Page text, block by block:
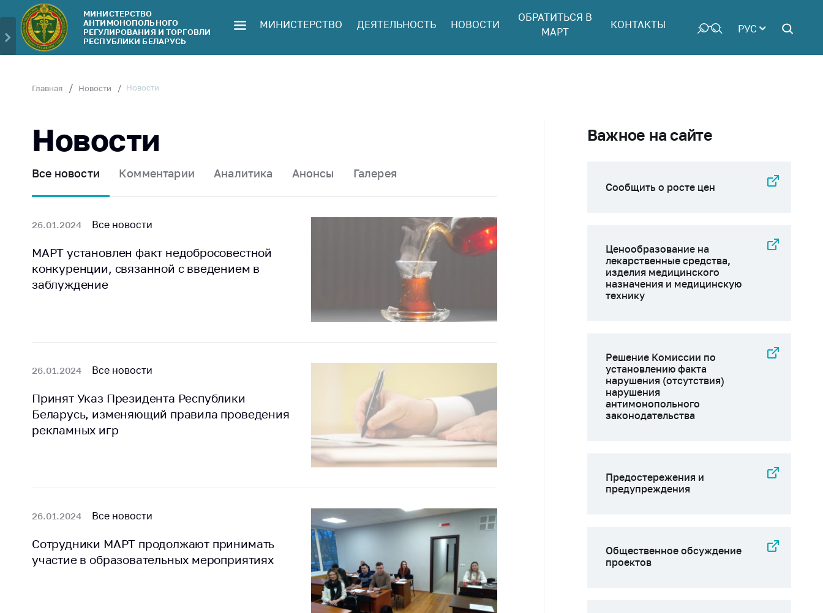
Министерство
Руководство
Министерства
Законодательство
Антикоррупционная
деятельность
консультативный
совет
Соискателям
Награждения
жизнь
работа
Официальные
геральдические
Ценовая политика
Антимонопольное
регулирование и
конкуренция
Обратиться в МАРТ
Личный прием
Сообщить о росте
Сообщить о росте
медицинские
изделия
Пресс-служба
Вышестоящий
государственный
Ценообразование
на лекарственные
средства, изделия
медицинского
назначения и
медицинскую
МИНИСТЕРСТВО
АНТИМОНОПОЛЬНОГО
РЕГУЛИРОВАНИЯ И ТОРГОВЛИ
РЕСПУБЛИКИ БЕЛАРУСЬ
МИНИСТЕРСТВО ДЕЯТЕЛЬНОСТЬ НОВОСТИ
ОБРАТИТЬСЯ В
МАРТ
КОНТАКТЫ РУС
Главная Новости Новости
Новости
Все новости Комментарии Аналитика Анонсы Галерея
26.01.2024 Все новости
МАРТ установлен факт недобросовестной
конкуренции, связанной с введением в
заблуждение
26.01.2024 Все новости
Принят Указ Президента Республики
Беларусь, изменяющий правила проведения
рекламных игр
26.01.2024 Все новости
Сотрудники МАРТ продолжают принимать
участие в образовательных мероприятиях
Важное на сайте
Сообщить о росте цен
Ценообразование на
лекарственные средства,
изделия медицинского
назначения и медицинскую
технику
Решение Комиссии по
установлению факта
нарушения (отсутствия)
нарушения
антимонопольного
законодательства
Предостережения и
предупреждения
Общественное обсуждение
проектов